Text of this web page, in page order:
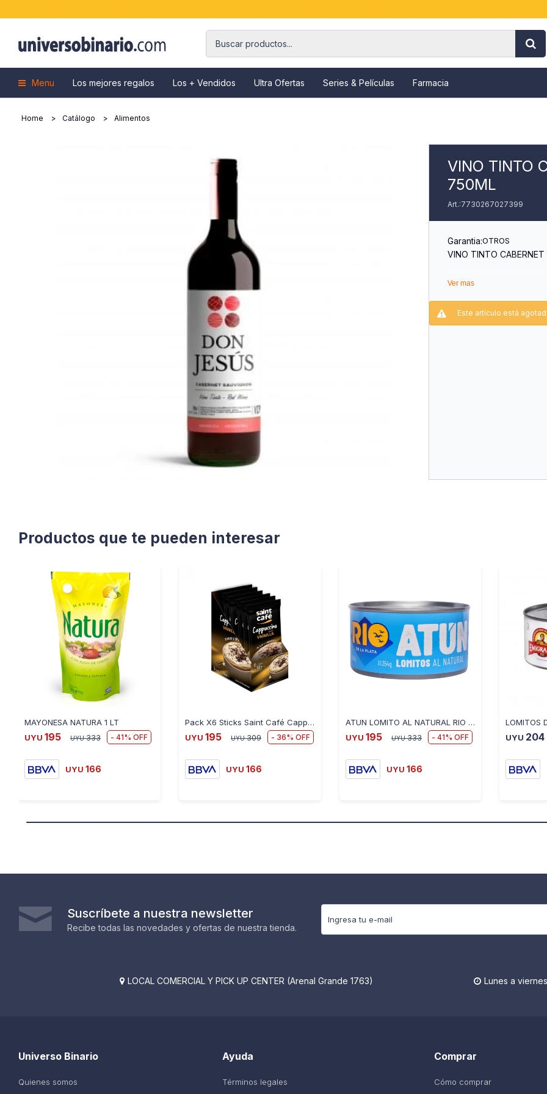
Menu Los mejores regalos Los + Vendidos Ultra Ofertas Series & Películas Farmacia
Home Catálogo Alimentos
VINO TINTO
750ML
7730267027399
Garantia:OTROS
VINO TINTO
Ver mas
Este artículo está
Productos que te pueden interesar
MAYONESA NATURA 1 LT
UYU 195 UYU 333 41
UYU 166
Pack X6 Sticks Saint Café Cappuccino Vainilla
UYU 195 UYU 309 36
UYU 166
ATUN LOMITO AL NATURAL RIO DE LA PLATA 354 GR
UYU 195 UYU 333 41
UYU 166
UYU 204
Suscríbete a nuestra newsletter
Recibe todas las novedades y ofertas de nuestra tienda.
 LOCAL COMERCIAL Y PICK UP CENTER (Arenal Grande 1763)  Lunes a
Ayuda
Términos legales
Universo Binario
Quienes somos
Comprar
Cómo comprar